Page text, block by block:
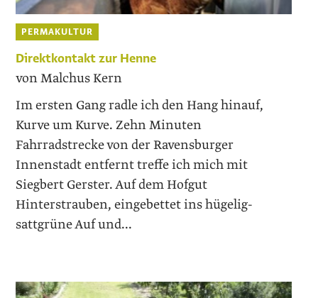
PERMAKULTUR
Direktkontakt zur Henne
von Malchus Kern
Im ersten Gang radle ich den Hang hinauf,
Kurve um Kurve. Zehn Minuten
Fahrradstrecke von der Ravensburger
Innenstadt entfernt treffe ich mich mit
Siegbert Gerster. Auf dem Hofgut
Hinterstrauben, eingebettet ins hügelig-
sattgrüne Auf und...